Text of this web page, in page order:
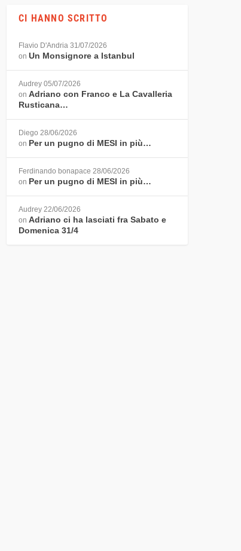
CI HANNO SCRITTO
Flavio D'Andria 31/07/2026
onUn Monsignore a Istanbul
Audrey 05/07/2026
onAdriano con Franco e La Cavalleria
Rusticana…
Diego 28/06/2026
on Per un pugno di MESI in più…
Ferdinando bonapace 28/06/2026
on Per un pugno di MESI in più…
Audrey 22/06/2026
onAdriano ci ha lasciati fra Sabato e
Domenica 31/4